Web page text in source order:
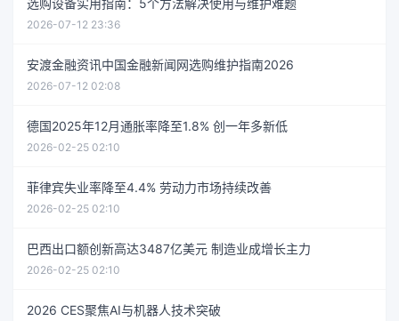
2026-07-12 23:36
安渡金融资讯中国金融新闻网选购维护指南2026
2026-07-12 02:08
德国2025年12月通胀率降至1.8% 创一年多新低
2026-02-25 02:10
菲律宾失业率降至4.4% 劳动力市场持续改善
2026-02-25 02:10
巴西出口额创新高达3487亿美元 制造业成增长主力
2026-02-25 02:10
2026 CES聚焦AI与机器人技术突破